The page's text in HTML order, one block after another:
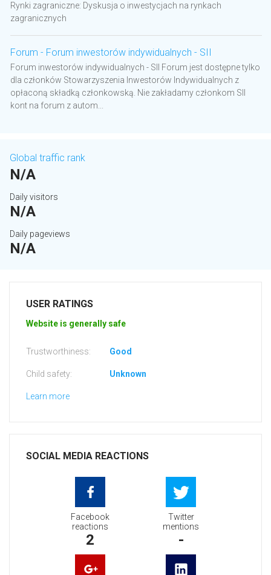
Rynki zagraniczne: Dyskusja o inwestycjach na rynkach
zagranicznych
Forum - Forum inwestorów indywidualnych - SII
Forum inwestorów indywidualnych - SII Forum jest dostępne tylko
dla członków Stowarzyszenia Inwestorów Indywidualnych z
opłaconą składką członkowską. Nie zakładamy członkom SII
kont na forum z autom...
Global traffic rank
N/A
Daily visitors
N/A
Daily pageviews
N/A
USER RATINGS
Website is generally safe
Trustworthiness: Good
Child safety: Unknown
Learn more
SOCIAL MEDIA REACTIONS
Facebook
reactions
2
Twitter
mentions
-